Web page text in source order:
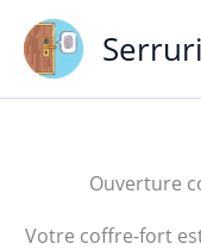
contenu
Ouverture
Votre coffre-fort